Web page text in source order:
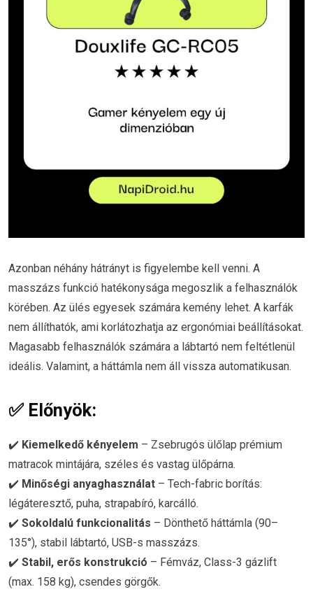
Azonban néhány hátrányt is figyelembe kell venni. A
masszázs funkció hatékonysága megoszlik a felhasználók
körében. Az ülés egyesek számára kemény lehet. A karfák
nem állíthatók, ami korlátozhatja az ergonómiai beállításokat.
Magasabb felhasználók számára a lábtartó nem feltétlenül
ideális. Valamint, a háttámla nem áll vissza automatikusan.
✅ Előnyök:
✔️ Kiemelkedő kényelem – Zsebrugós ülőlap prémium
matracok mintájára, széles és vastag ülőpárna.
✔️ Minőségi anyaghasználat – Tech-fabric borítás:
légáteresztő, puha, strapabíró, karcálló.
✔️ Sokoldalú funkcionalitás – Dönthető háttámla (90–
135°), stabil lábtartó, USB-s masszázs.
✔️ Stabil, erős konstrukció – Fémváz, Class-3 gázlift
(max. 158 kg), csendes görgők.